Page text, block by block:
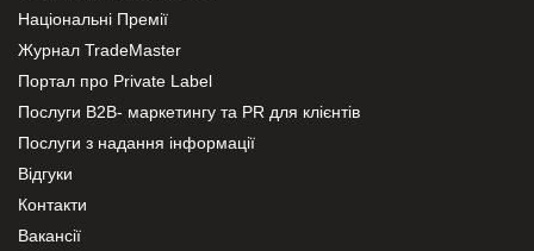
Національні Премії
Журнал TradeMaster
Портал про Private Label
Послуги В2В- маркетингу та PR для клієнтів
Послуги з надання інформації
Відгуки
Контакти
Вакансії